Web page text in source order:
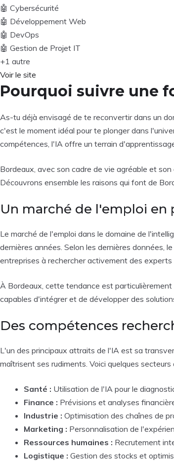
🤖 Cybersécurité
🤖 Développement Web
🤖 DevOps
🤖 Gestion de Projet IT
+1 autre
Voir le site
Pourquoi suivre une
As-tu déjà envisagé de te reconvertir dans un
c'est le moment idéal pour te plonger dans
compétences, l'IA offre un terrain
Bordeaux, avec son cadre de vie agréable et
Découvrons ensemble les raisons qui font de
Un marché de l'emploi en
Le marché de l'emploi dans le domaine de
dernières années. Selon les dernières données,
entreprises à rechercher activement des experts
À Bordeaux, cette tendance est
capables d'intégrer et de développer des
Des compétences
L'un des principaux attraits de l'IA est sa
maîtrisent ses rudiments. Voici quelques secteurs
Santé : Utilisation de l'IA pour le
Finance : Prévisions et analyses
Industrie : Optimisation des chaînes de
Marketing : Personnalisation de
Ressources humaines : Recrutement
Logistique : Gestion des stocks et